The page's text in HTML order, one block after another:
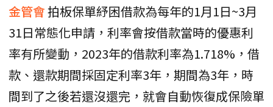
金管會拍板保單紓困借款為每年的1月1日~3月
31日常態化申請，利率會按借款當時的優惠利
率有所變動，2023年的借款利率為1.718%，借
款、還款期間採固定利率3年，期間為3年，時
間到了之後若還沒還完，就會自動恢復成保險單